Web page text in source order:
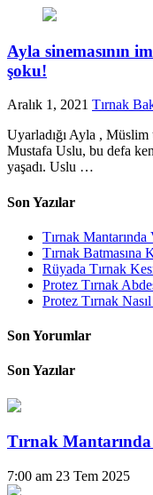
Ayla sinemasının
şoku!
Aralık 1, 2021 Tırnak
Uyarladığı Ayla , Müslim
Mustafa Uslu, bu defa
yaşadı. Uslu …
Son Yazılar
Tırnak
Tırnak
Rüyada Tırnak
Protez Tırnak
Protez Tırnak Nasıl
Son Yorumlar
Son Yazılar
Tırnak
7:00 am 23 Tem 2025